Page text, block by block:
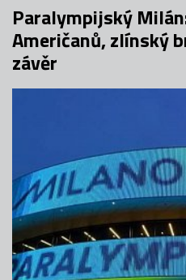
Paralympijský
Američanů, zlínský
závěr